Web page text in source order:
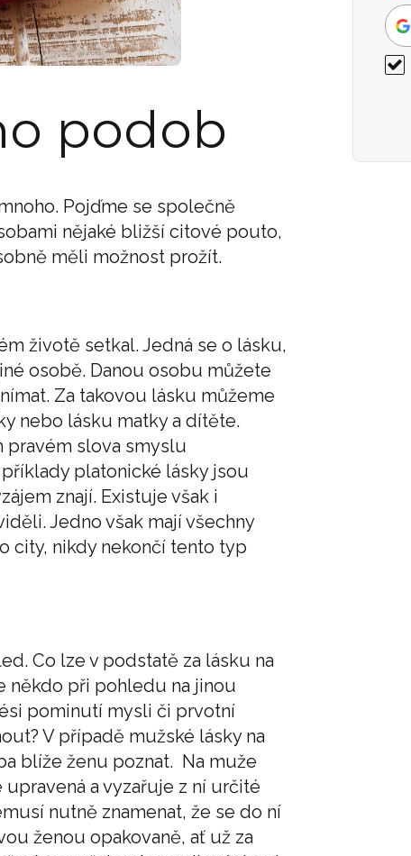
podob
Pojďme se společně
nějaké bližší citové pouto,
měli možnost prožít.
životě setkal. Jedná se o lásku,
osobě. Danou osobu můžete
Za takovou lásku můžeme
nebo lásku matky a dítěte.
pravém slova smyslu
platonické lásky jsou
znají. Existuje však i
Jedno však mají všechny
city, nikdy nekončí tento typ
Co lze v podstatě za lásku na
někdo při pohledu na jinou
pominutí mysli či prvotní
V případě mužské lásky na
blíže ženu poznat. Na muže
a vyzařuje z ní určité
nutně znamenat, že se do ní
ženou opakovaně, ať už za